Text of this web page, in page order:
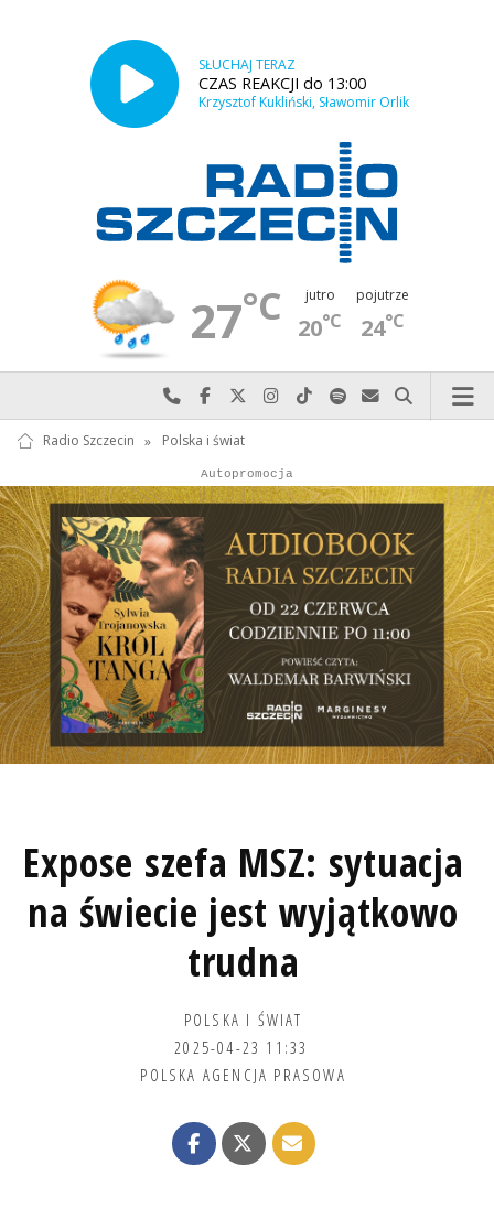
SŁUCHAJ TERAZ
CZAS REAKCJI do 13:00
Krzysztof Kukliński, Sławomir Orlik
27°C jutro
20°C
pojutrze
24°C
Najlepiej po prostu do nas zadzwoń
Odwiedź nas na Facebook-u
Odwiedź nas na X
Odwiedź nas na Instagram-ie
Odwiedź nas na TikTok-u
Szukaj nas na Spotify
Wyślij do nas
Szukaj
Radio Szczecin » Polska i świat
Autopromocja
Autopromocja
Expose szefa MSZ: sytuacja
na świecie jest wyjątkowo
trudna
POLSKA I ŚWIAT
2025-04-23 11:33
POLSKA AGENCJA PRASOWA